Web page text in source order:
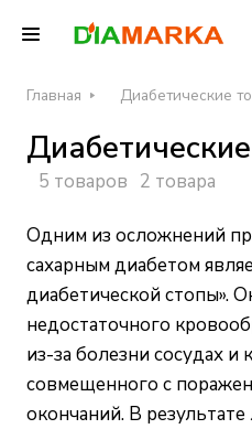
Главная Диабетические
5 товаров 2 товара
Одним из осложнений
сахарным диабетом
диабетической стопы».
недостаточного
из-за болезни сосудах и
совмещенного с
окончаний. В